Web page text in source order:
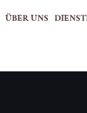
ÜBER UNS